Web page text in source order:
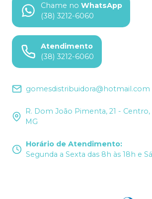
Chame no WhatsApp
(38) 3212-6060
Atendimento
(38) 3212-6060
gomesdistribuidora@hotmail.com
R. Dom João Pimenta, 21 -
MG
Horário de Atendimento:
Segunda a Sexta das 8h às 18h e